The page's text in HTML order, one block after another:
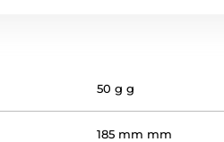
50 g g
185 mm mm